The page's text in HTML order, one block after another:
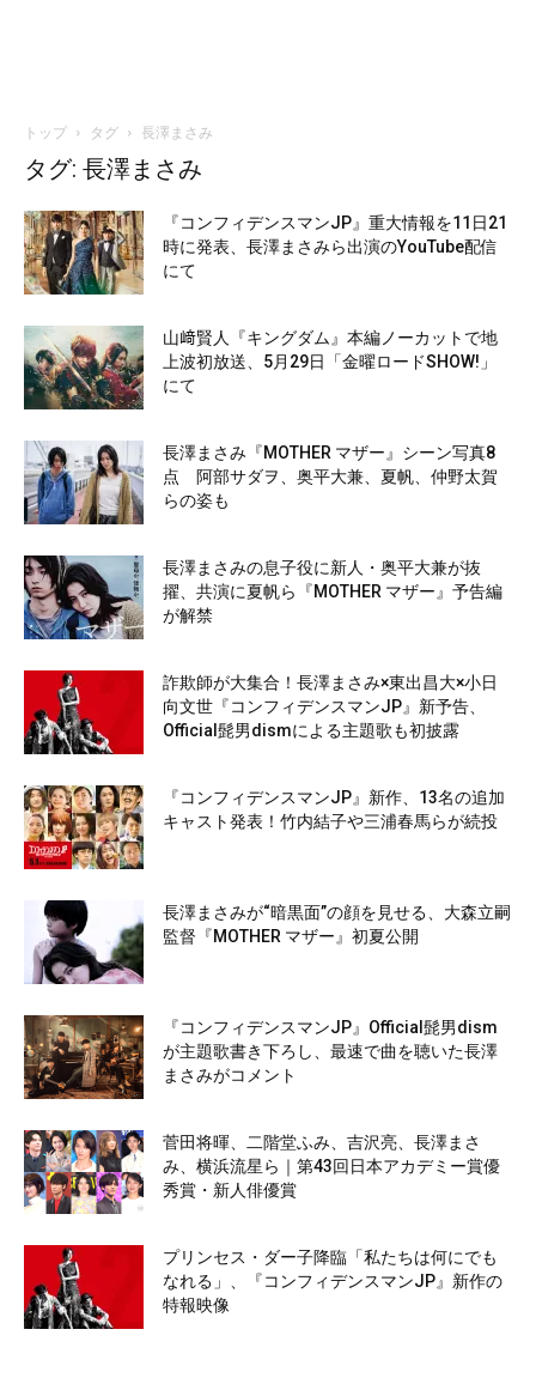
トップ タグ 長澤まさみ
タグ: 長澤まさみ
『コンフィデンスマンJP』重大情報を11日21
時に発表、長澤まさみら出演のYouTube配信
にて
山﨑賢人『キングダム』本編ノーカットで地
上波初放送、5月29日「金曜ロードSHOW!」
にて
長澤まさみ『MOTHER マザー』シーン写真8
点 阿部サダヲ、奥平大兼、夏帆、仲野太賀
らの姿も
長澤まさみの息子役に新人・奥平大兼が抜
擢、共演に夏帆ら『MOTHER マザー』予告編
が解禁
詐欺師が大集合！長澤まさみ×東出昌大×小日
向文世『コンフィデンスマンJP』新予告、
Official髭男dismによる主題歌も初披露
『コンフィデンスマンJP』新作、13名の追加
キャスト発表！竹内結子や三浦春馬らが続投
長澤まさみが“暗黒面”の顔を見せる、大森立嗣
監督『MOTHER マザー』初夏公開
『コンフィデンスマンJP』Official髭男dism
が主題歌書き下ろし、最速で曲を聴いた長澤
まさみがコメント
菅田将暉、二階堂ふみ、吉沢亮、長澤まさ
み、横浜流星ら｜第43回日本アカデミー賞優
秀賞・新人俳優賞
プリンセス・ダー子降臨「私たちは何にでも
なれる」、『コンフィデンスマンJP』新作の
特報映像